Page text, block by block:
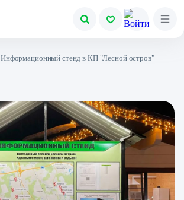
Информационный стенд в КП "Лесной остров"